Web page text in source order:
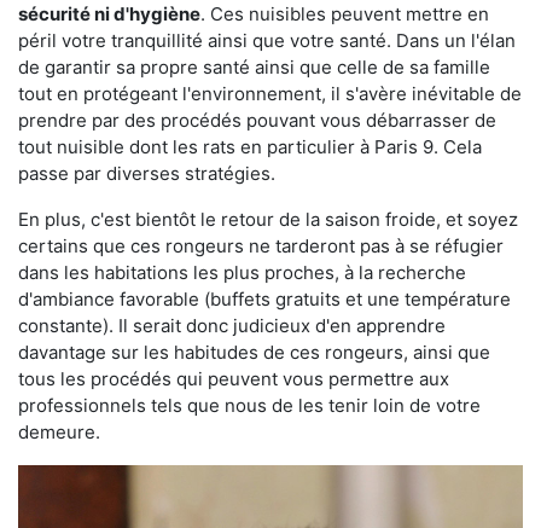
sécurité ni d'hygiène. Ces nuisibles peuvent mettre en
péril votre tranquillité ainsi que votre santé. Dans un l'élan
de garantir sa propre santé ainsi que celle de sa famille
tout en protégeant l'environnement, il s'avère inévitable de
prendre par des procédés pouvant vous débarrasser de
tout nuisible dont les rats en particulier à Paris 9. Cela
passe par diverses stratégies.
En plus, c'est bientôt le retour de la saison froide, et soyez
certains que ces rongeurs ne tarderont pas à se réfugier
dans les habitations les plus proches, à la recherche
d'ambiance favorable (buffets gratuits et une température
constante). Il serait donc judicieux d'en apprendre
davantage sur les habitudes de ces rongeurs, ainsi que
tous les procédés qui peuvent vous permettre aux
professionnels tels que nous de les tenir loin de votre
demeure.